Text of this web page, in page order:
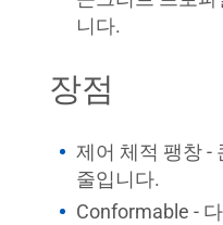
니다.
장점
제어 체적 팽창 -
줄입니다.
Conformable -